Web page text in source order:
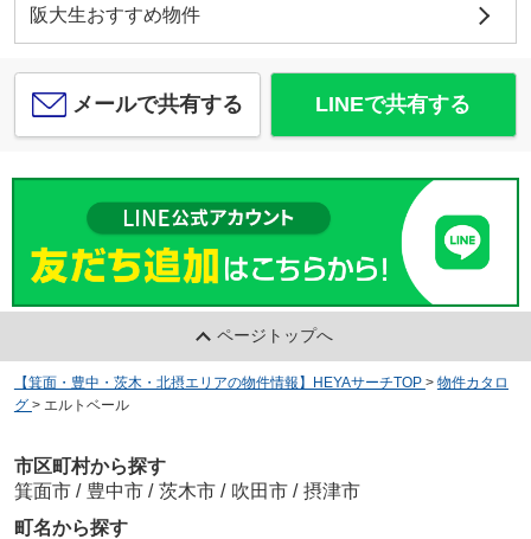
阪大生おすすめ物件
メールで共有する LINEで共有する
ページトップへ
【箕面・豊中・茨木・北摂エリアの物件情報】HEYAサーチTOP > 物件カタロ
グ > エルトベール
市区町村から探す
箕面市 / 豊中市 / 茨木市 / 吹田市 / 摂津市
町名から探す